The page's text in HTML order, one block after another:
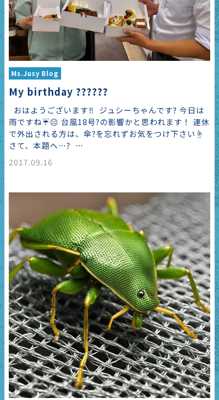
Ms.Jusy Blog
My birthday ??????
おはようございます‼︎ ジュシーちゃんです? 今日は
雨ですね☔️☹️ 台風18号?の影響かと思われます！ 連休
で外出される方は、傘?を忘れずお気をつけ下さい☝️
さて、本題へ…? …
2017.09.16